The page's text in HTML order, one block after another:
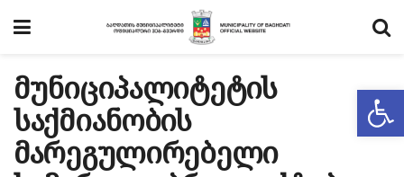
მუნიციპალიტეტის
საქმიანობის
მარეგულირებელი